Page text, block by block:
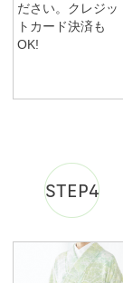
ださい。クレジッ
トカード決済も
OK!
STEP4